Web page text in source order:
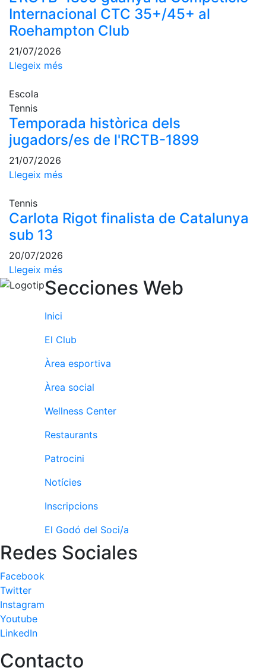
d'Honor
Històric
del
Campionat
Social
Pàdel
Escola de
Pàdel
Campionat
Quadres
de joc
Quadre
d'Honor
Històric
del
Campionat
Altres esports
Àrea social
Activitats
Socials
Sortides
culturals
Talks
Calendari
d'Activitats
Socials
Jocs de taula
Penyes del
Club
Wellness
Servei de
Internacional CTC 35+/45+ al
Roehampton Club
21/07/2026
Llegeix més
Escola
Tennis
Temporada històrica dels
jugadors/es de l'RCTB-1899
21/07/2026
Llegeix més
Tennis
Carlota Rigot finalista de Catalunya
sub 13
20/07/2026
Llegeix més
Secciones Web
Inici
El Club
Àrea esportiva
Àrea social
Wellness Center
Restaurants
Patrocini
Notícies
Inscripcions
El Godó del Soci/a
Redes Sociales
Facebook
Twitter
Instagram
Youtube
LinkedIn
Contacto